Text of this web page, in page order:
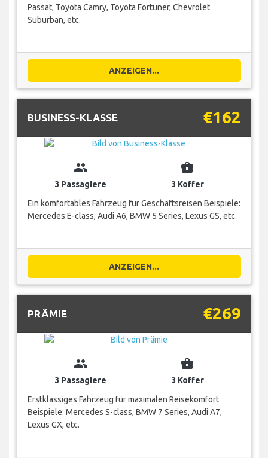
Passat, Toyota Camry, Toyota Fortuner, Chevrolet
Suburban, etc.
ANZEIGEN...
BUSINESS-KLASSE €162
group
3 Passagiere
business_center
3 Koffer
Ein komfortables Fahrzeug für Geschäftsreisen Beispiele:
Mercedes E-class, Audi A6, BMW 5 Series, Lexus GS, etc.
ANZEIGEN...
PRÄMIE €269
group
3 Passagiere
business_center
3 Koffer
Erstklassiges Fahrzeug für maximalen Reisekomfort
Beispiele: Mercedes S-class, BMW 7 Series, Audi A7,
Lexus GX, etc.